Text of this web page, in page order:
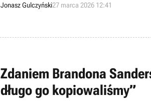
Jonasz Gulczyński27 marca 2026 12:41
Zdaniem Brandona
długo go kopiowaliśmy”